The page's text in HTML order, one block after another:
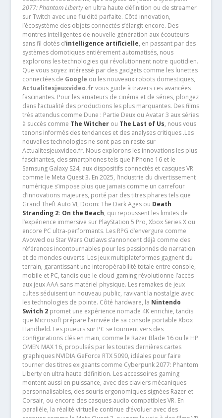
2077: Phantom Libertyen ultra haute définition ou de streamer
sur Twitch avec une fluidité parfaite. Côté innovation,
l’écosystème des objets connectés s’élargit encore. Des
montres intelligentes de nouvelle génération aux écouteurs
sans fil dotés d’intelligence artificielle, en passant par des
systèmes domotiques entièrement automatisés, nous
explorons les technologies qui révolutionnent notre quotidien.
Que vous soyez intéressé par des gadgets comme les lunettes
connectées de Google ou les nouveaux robots domestiques,
Actualitesjeuxvideo.frvous guide à travers ces avancées
fascinantes. Pour les amateurs de cinéma et de séries, plongez
dans l’actualité des productions les plus marquantes. Des films
très attendus comme Dune : Partie Deux ou Avatar 3 aux séries
à succès comme The Witcherou The Last of Us, nous vous
tenons informés des tendances et des analyses critiques .Les
nouvelles technologies ne sont pas en reste sur
Actualitesjeuxvideo.fr. Nous explorons les innovations les plus
fascinantes, des smartphones tels que l’iPhone 16 et le
Samsung Galaxy S24, aux dispositifs connectés et casques VR
comme le Meta Quest 3. En 2025, l’industrie du divertissement
numérique s’impose plus que jamais comme un carrefour
d’innovations majeures, porté par des titres phares tels que
Grand Theft Auto VI, Doom: The Dark Ages ou Death
Stranding 2: On the Beach, qui repoussent les limites de
l’expérience immersive sur PlayStation 5 Pro, Xbox Series X ou
encore PC ultra-performants. Les RPG d’envergure comme
Avowed ou Star Wars Outlaws s’annoncent déjà comme des
références incontournables pour les passionnés de narration
et de mondes ouverts. Les jeux multiplateformes gagnent du
terrain, garantissant une interopérabilité totale entre console,
mobile et PC, tandis que le cloud gaming révolutionne l’accès
aux jeux AAA sans matériel physique. Les remakes de jeux
cultes séduisent un nouveau public, ravivant la nostalgie avec
les technologies de pointe. Côté hardware, la Nintendo
Switch 2promet une expérience nomade 4K enrichie, tandis
que Microsoft prépare l’arrivée de sa console portable Xbox
Handheld. Les joueurs sur PC se tournent vers des
configurations clés en main, comme le Razer Blade 16 ou le HP
OMEN MAX 16, propulsés par les toutes dernières cartes
graphiques NVIDIA GeForce RTX 5090, idéales pour faire
tourner des titres exigeants comme Cyberpunk 2077: Phantom
Liberty en ultra haute définition. Les accessoires gaming
montent aussi en puissance, avec des claviers mécaniques
personnalisables, des souris ergonomiques signées Razer et
Corsair, ou encore des casques audio compatibles VR. En
parallèle, la réalité virtuelle continue d’évoluer avec des